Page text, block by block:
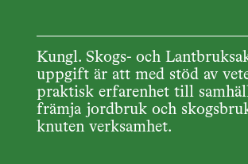
Kungl. Skogs- och
uppgift är att med stöd av
praktisk erfarenhet till
främja jordbruk och
knuten verksamhet.